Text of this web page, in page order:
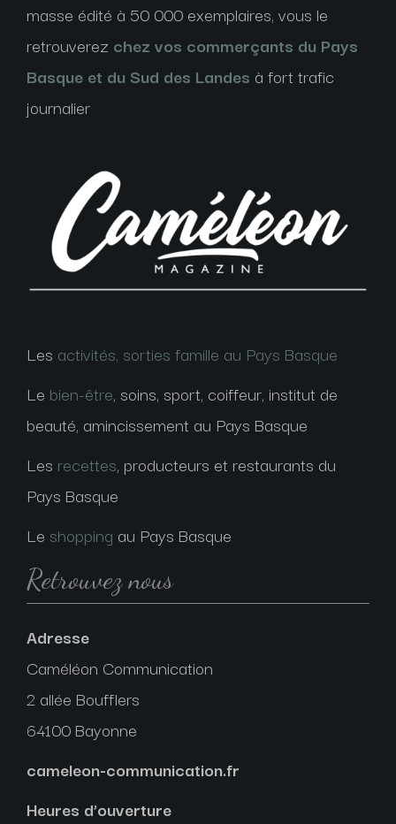
masse édité à 50 000 exemplaires, vous le
retrouverez chez vos commerçants du Pays
Basque et du Sud des Landes à fort trafic
journalier
Les activités, sorties famille au Pays Basque
Le bien-être, soins, sport, coiffeur, institut de
beauté, amincissement au Pays Basque
Les recettes, producteurs et restaurants du
Pays Basque
Le shopping au Pays Basque
Retrouvez nous
Adresse
Caméléon Communication
2 allée Boufflers
64100 Bayonne
cameleon-communication.fr
Heures d’ouverture